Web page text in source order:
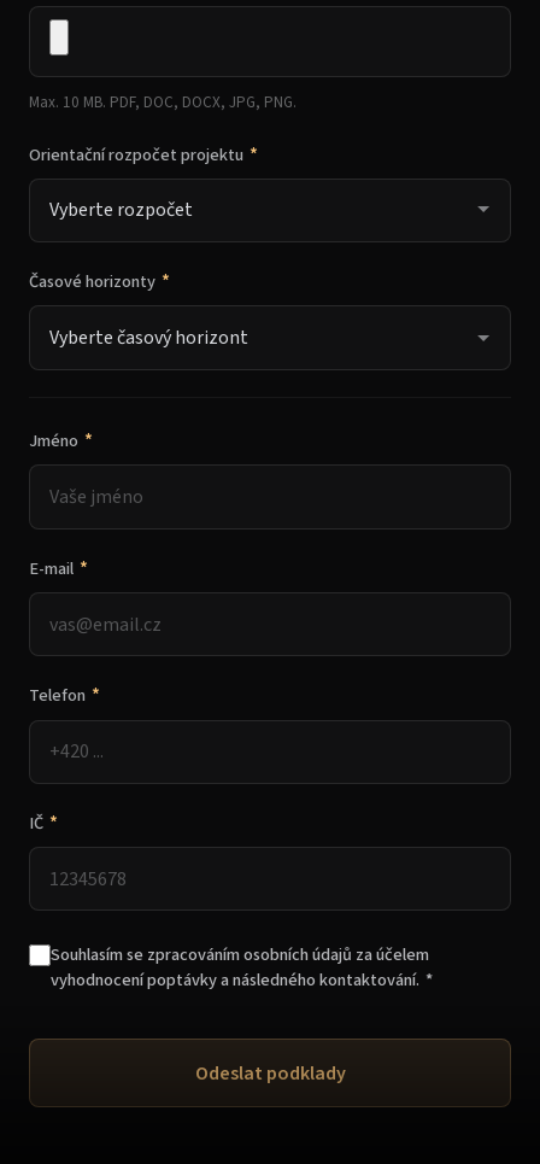
Max. 10 MB. PDF, DOC, DOCX, JPG, PNG.
Orientační rozpočet projektu *
Časové horizonty *
Jméno *
E-mail *
Telefon *
IČ *
Souhlasím se zpracováním osobních údajů za účelem
vyhodnocení poptávky a následného kontaktování. *
Odeslat podklady